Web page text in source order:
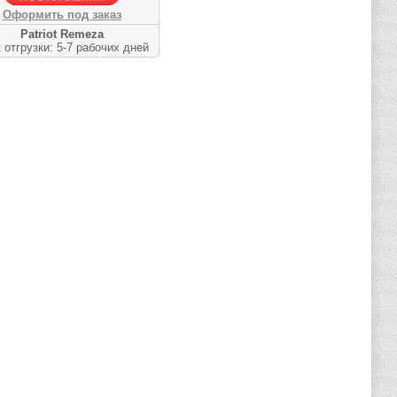
Оформить под заказ
Patriot Remeza
отгрузки: 5-7 рабочих дней